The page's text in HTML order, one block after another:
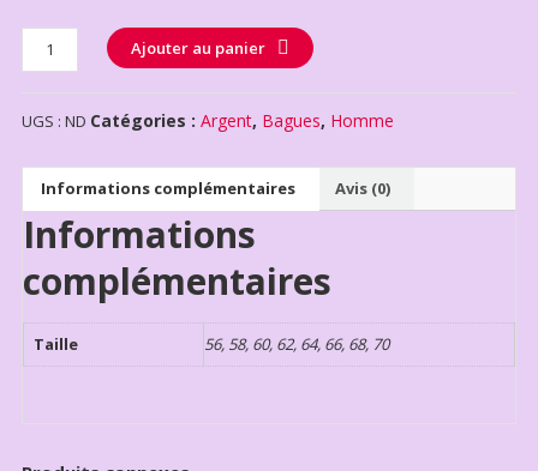
Quantité Ajouter au panier
UGS : ND Catégories : Argent, Bagues, Homme
Informations complémentaires Avis (0)
Informations
complémentaires
Taille 56, 58, 60, 62, 64, 66, 68, 70